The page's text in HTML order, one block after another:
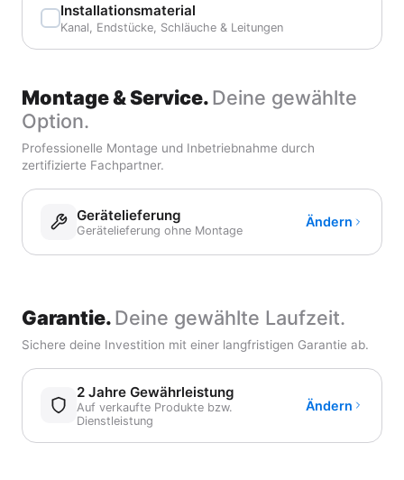
Installationsmaterial
Kanal, Endstücke, Schläuche & Leitungen
Montage & Service.Deine gewählte
Option.
Professionelle Montage und Inbetriebnahme durch
zertifizierte Fachpartner.
Gerätelieferung
Gerätelieferung ohne Montage
Ändern
Garantie.Deine gewählte Laufzeit.
Sichere deine Investition mit einer langfristigen Garantie ab.
2 Jahre Gewährleistung
Auf verkaufte Produkte bzw.
Dienstleistung
Ändern